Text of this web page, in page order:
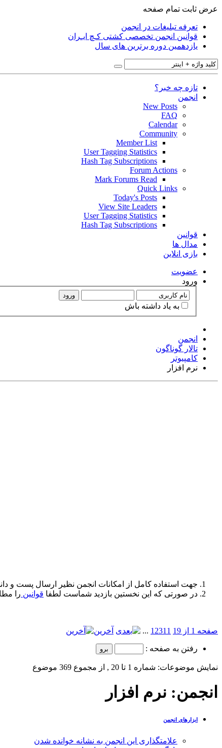
عرض ثابت تمام صفحه
تعرفه تبلیغات در انجمن
قوانین انجمن تخصصی کشتی کـچ ایـران
یازدهمین دوره برترین های سال
تازه چه خبر؟
انجمن
New Posts
FAQ
Calendar
Community
Member List
User Tagging Statistics
Hash Tag Subscriptions
Forum Actions
Mark Forums Read
Quick Links
Today's Posts
View Site Leaders
User Tagging Statistics
Hash Tag Subscriptions
قوانین
مدال ها
بازی انلاین
عضويت
ورود
ورود
به ياد داشته باش
انجمن
تالار گوناگون
کامپیوتر
نرم افزار
جهت استفاده کامل از امکانات انجمن نظیر ارسال پست و
در صورتی که این نخستین بازدید شماست لطفا قوانین را
صفحه 1 از 19 1 2311
... آخرین
رفتن به صفحه :
نمایش موضوعات: شماره 1 تا 20 , از مجموع ‍369 موضوع
انجمن: نرم افزار
ابزارهای انجمن
علامتگذاری این انجمن به نشانه خوانده شدن